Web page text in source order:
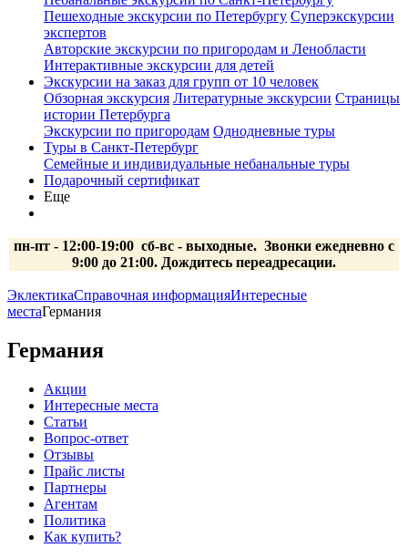
Пешеходные экскурсии по Петербургу Суперэкскурсии
экспертов
Авторские экскурсии по пригородам и Ленобласти
Интерактивные экскурсии для детей
Экскурсии на заказ для групп от 10 человек
Обзорная экскурсия Литературные экскурсии Страницы
истории Петербурга
Экскурсии по пригородам Однодневные туры
Туры в Санкт-Петербург
Семейные и индивидуальные небанальные туры
Подарочный сертификат
Еще
пн-пт - 12:00-19:00 сб-вс - выходные. Звонки ежедневно с
9:00 до 21:00. Дождитесь переадресации.
ЭклектикаСправочная информацияИнтересные
местаГермания
Германия
Акции
Интересные места
Статьи
Вопрос-ответ
Отзывы
Прайс листы
Партнеры
Агентам
Политика
Как купить?